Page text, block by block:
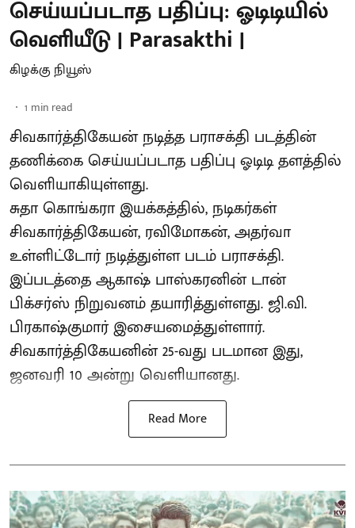
செய்யப்படாத பதிப்பு: ஓடிடியில்
வெளியீடு | Parasakthi |
கிழக்கு நியூஸ்
1 min read
சிவகார்த்திகேயன் நடித்த பராசக்தி படத்தின்
தணிக்கை செய்யப்படாத பதிப்பு ஓடிடி தளத்தில்
வெளியாகியுள்ளது.
சுதா கொங்கரா இயக்கத்தில், நடிகர்கள்
சிவகார்த்திகேயன், ரவிமோகன், அதர்வா
உள்ளிட்டோர் நடித்துள்ள படம் பராசக்தி.
இப்படத்தை ஆகாஷ் பாஸ்கரனின் டான்
பிக்சர்ஸ் நிறுவனம் தயாரித்துள்ளது. ஜி.வி.
பிரகாஷ்குமார் இசையமைத்துள்ளார்.
சிவகார்த்திகேயனின் 25-வது படமான இது,
ஜனவரி 10 அன்று வெளியானது.
Read More